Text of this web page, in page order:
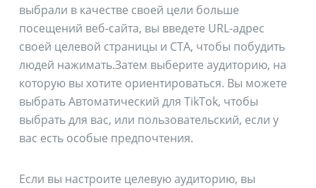
выбрали в качестве своей цели больше
посещений веб-сайта, вы введете URL-адрес
своей целевой страницы и CTA, чтобы побудить
людей нажимать.Затем выберите аудиторию, на
которую вы хотите ориентироваться. Вы можете
выбрать Автоматический для TikTok, чтобы
выбрать для вас, или пользовательский, если у
вас есть особые предпочтения.
Если вы настроите целевую аудиторию, вы